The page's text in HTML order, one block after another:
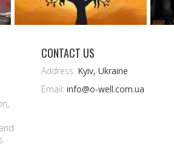
CONTACT US
Address: Kyiv, Ukraine
Email: info@o-well.com.ua